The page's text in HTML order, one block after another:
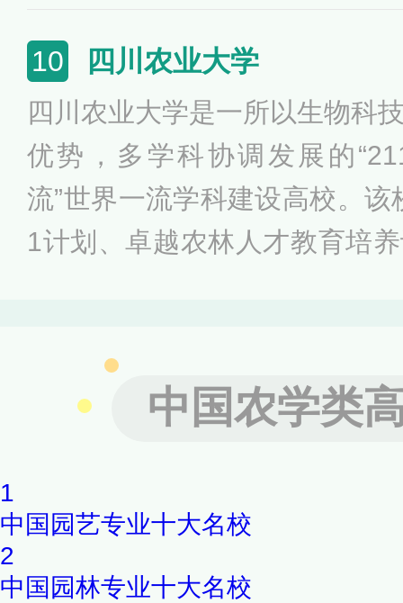
校创新能力提升计划，是全国
予单位，黑龙江省重点建设
学，“援疆学科建设计划”，首
化和技术转移基地。
10 四川农业大学
四川农业大学是一所以生物科
优势，多学科协调发展的
流”世界一流学科建设高校。
1计划、卓越农林人才教育培
国-中东欧国家高校联合会、“
盟、中美大学农业推广联盟
首批高等学校新农村发展研究
部本科教学工作水平评估优秀
中国农学类
1
中国园艺专业十大名校
2
中国园林专业十大名校